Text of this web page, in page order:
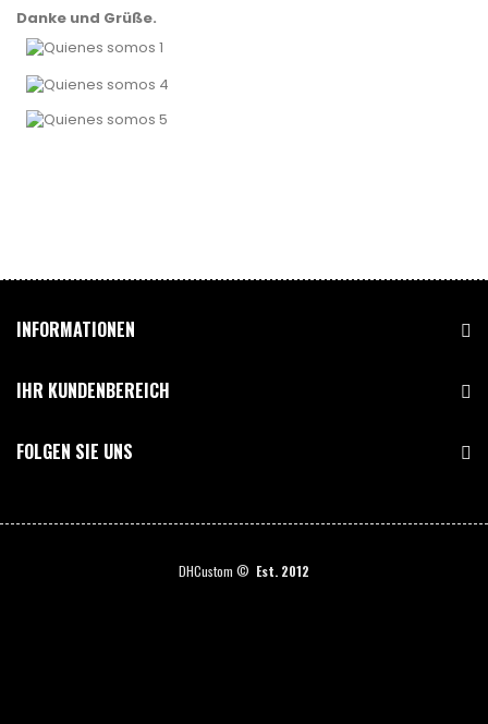
Danke und Grüße.
INFORMATIONEN
IHR KUNDENBEREICH
FOLGEN SIE UNS
DHCustom © Est. 2012